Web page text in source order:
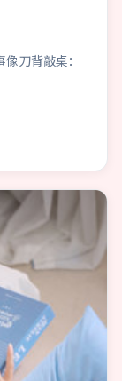
刀背敲桌：